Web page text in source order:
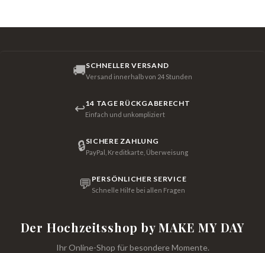
🚚SCHNELLER VERSAND
Versand innerhalb von 24 Stunden
↩14 TAGE RÜCKGABERECHT
Einfach und unkompliziert
🔒SICHERE ZAHLUNG
PayPal, Kreditkarte, Überweisung
💬 PERSÖNLICHER SERVICE
Schnelle Hilfe bei allen Fragen
Der Hochzeitsshop by MAKE MY DAY
Ihr Online-Shop für besondere Momente.